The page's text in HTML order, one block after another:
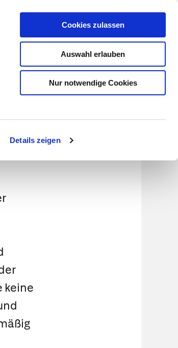
Details zeigen
Cookies zulassen
Auswahl erlauben
Nur notwendige Cookies
Kundenlogin
Suche
uns
keine